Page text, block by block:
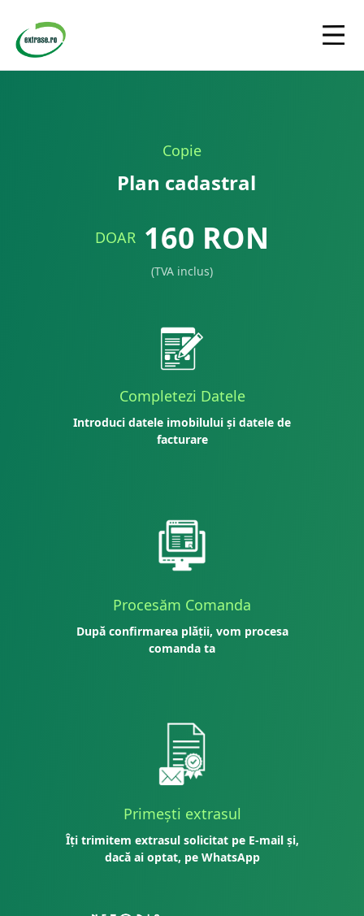
Copie
Plan cadastral
DOAR 160 RON
(TVA inclus)
Completezi Datele
Introduci datele imobilului și datele de
facturare
Procesăm Comanda
După confirmarea plății, vom procesa
comanda ta
Primești extrasul
Îți trimitem extrasul solicitat pe E-mail și,
dacă ai optat, pe WhatsApp